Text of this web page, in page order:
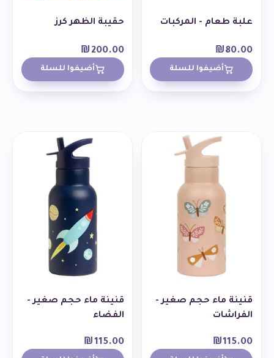
علبة طعام - المركبات
₪80.00
أضيفوا للسلة
حقيبة الظهر كرز
₪ 200.00
أضيفوا للسلة
قنينة ماء حجم صغير -
الفراشات
₪115.00
قنينة ماء حجم صغير -
الفضاء
₪115.00